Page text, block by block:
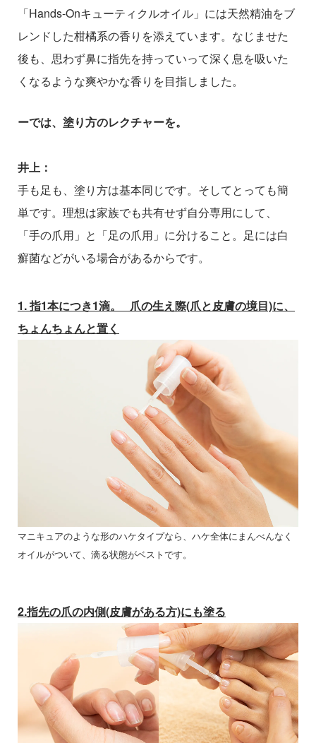
「Hands-Onキューティクルオイル」には天然精油をブ
レンドした柑橘系の香りを添えています。なじませた
後も、思わず鼻に指先を持っていって深く息を吸いた
くなるような爽やかな香りを目指しました。
ーでは、塗り方のレクチャーを。
井上：
手も足も、塗り方は基本同じです。そしてとっても簡
単です。理想は家族でも共有せず自分専用にして、
「手の爪用」と「足の爪用」に分けること。足には白
癬菌などがいる場合があるからです。
1. 指1本につき1滴。 爪の生え際(爪と皮膚の境目)に、
ちょんちょんと置く
マニキュアのような形のハケタイプなら、ハケ全体にまんべんなく
オイルがついて、滴る状態がベストです。
2.指先の爪の内側(皮膚がある方)にも塗る